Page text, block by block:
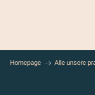
Homepage Alle unsere